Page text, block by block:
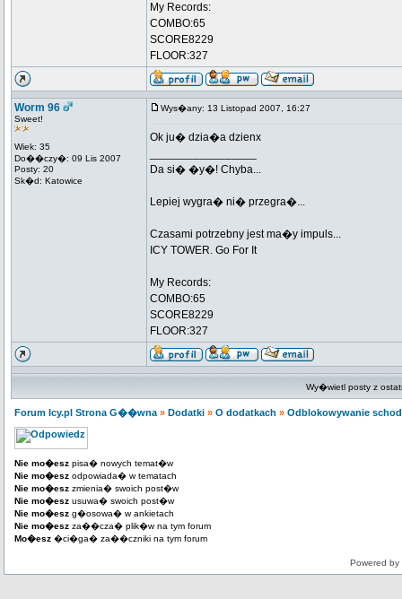
My Records:
COMBO:65
SCORE8229
FLOOR:327
Worm 96
Sweet!
Wiek: 35
Do��czy�: 09 Lis 2007
Posty: 20
Sk�d: Katowice
Wys�any: 13 Listopad 2007, 16:27
Ok ju� dzia�a dzienx
Da si� �y�! Chyba...
Lepiej wygra� ni� przegra�...
Czasami potrzebny jest ma�y impuls...
ICY TOWER. Go For It
My Records:
COMBO:65
SCORE8229
FLOOR:327
Wy�wietl posty z
Forum Icy.pl Strona G��wna » Dodatki » O dodatkach » Odblokowywanie
Nie mo�esz pisa� nowych temat�w
Nie mo�esz odpowiada� w tematach
Nie mo�esz zmienia� swoich post�w
Nie mo�esz usuwa� swoich post�w
Nie mo�esz g�osowa� w ankietach
Nie mo�esz za��cza� plik�w na tym forum
Mo�esz �ci�ga� za��czniki na tym forum
Powered by